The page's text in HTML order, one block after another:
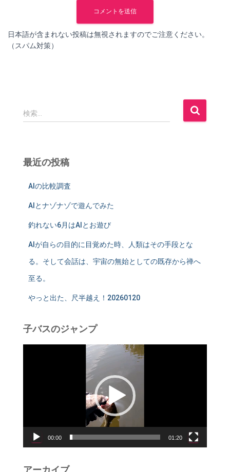
日本語が含まれない投稿は無視されますのでご注意ください。
（スパム対策）
検
索
検索…
最近の投稿
AIの比較調査
AIとナゾナゾで遊んでみた
釣れない6月はAIとお遊び
AIが自らの目的に目覚めた時、人類はその手段とな
る。そして会話は、宇宙の無始としての既存から禅へ
至る。
やっと出た、尺半越え！20260120
子バスのジャンプ
00:00 01:20
アーカイブ